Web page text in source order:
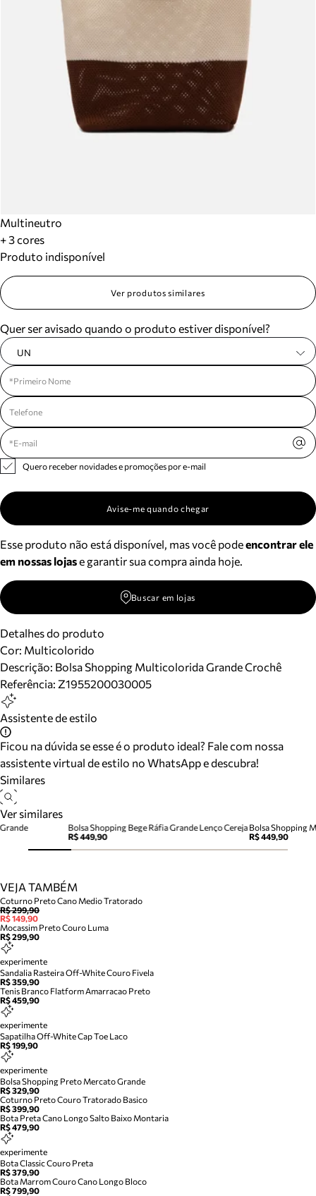
Multineutro
+ 3 cores
Produto indisponível
Ver produtos similares
Quer ser avisado quando o produto estiver disponível?
UN
Quero receber novidades e promoções por e-mail
Avise-me quando chegar
Esse produto não está disponível, mas você podeencontrar ele
em nossas lojase garantir sua compra ainda hoje.
Buscar em lojas
Detalhes do produto
Cor: Multicolorido
Descrição: Bolsa Shopping Multicolorida Grande Crochê
Referência: Z1955200030005
Assistente de estilo
Ficou na dúvida se esse é o produto ideal? Fale com nossa
assistente virtual de estilo no WhatsApp e descubra!
Similares
Ver similares
Bolsa Shopping Bege Ráfia Grande Lenço Cereja
R$ 449,90
Bolsa Shopping
R$ 449,90
VEJA TAMBÉM
Coturno Preto Cano Medio Tratorado
R$ 299,90
R$ 149,90
Mocassim Preto Couro Luma
R$ 299,90
experimente
Sandalia Rasteira Off-White Couro Fivela
R$ 359,90
Tenis Branco Flatform Amarracao Preto
R$ 459,90
experimente
Sapatilha Off-White Cap Toe Laco
R$ 199,90
experimente
Bolsa Shopping Preto Mercato Grande
R$ 329,90
Coturno Preto Couro Tratorado Basico
R$ 399,90
Bota Preta Cano Longo Salto Baixo Montaria
R$ 479,90
experimente
Bota Classic Couro Preta
R$ 379,90
Bota Marrom Couro Cano Longo Bloco
R$ 799,90